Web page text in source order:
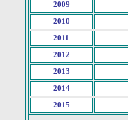
2009
2010
2011
2012
2013
2014
2015